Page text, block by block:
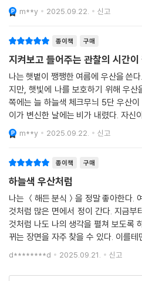
해든 분식을 운영하는 정인이 엄마도
정인이
m**y 2025.09.22. 신고
종이책 구매
지켜보고 들어주는 관찰의 시간이
나는 햇볕이 쨍쨍한 여름에 우산을 쓴
지만, 햇빛에 나를 보호하기 위해 우
쪽에는 늘 하늘색 체크무늬 5단 우산
이가 변신한 날에는 비가 내렸다. 자신
닭강정으로 변해버린 정인이가 언제 다
읽다 보니
m**y 2025.09.22. 신고
종이책 구매
하늘색 우산처럼
나는 ＜해든 분식＞을 정말 좋아한다.
것처럼 많은 면에서 정이 간다. 지금부
것처럼 나도 나의 생각을 펼쳐 보도록
뀌는 장면을 자주 찾을 수 있다. 이를
곧 좋아질 것 같다고 말하는 것이나, 닭
d********d 2025.09.21. 신고